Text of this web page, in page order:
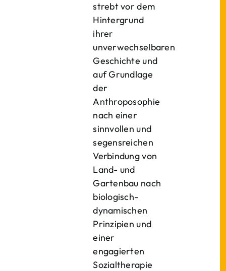
strebt vor dem
Hintergrund
ihrer
unverwechselbaren
Geschichte und
auf Grundlage
der
Anthroposophie
nach einer
sinnvollen und
segensreichen
Verbindung von
Land- und
Gartenbau nach
biologisch-
dynamischen
Prinzipien und
einer
engagierten
Sozialtherapie